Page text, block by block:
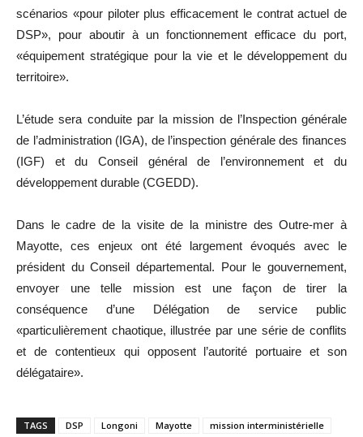
scénarios «pour piloter plus efficacement le contrat actuel de
DSP», pour aboutir à un fonctionnement efficace du port,
«équipement stratégique pour la vie et le développement du
territoire».
L’étude sera conduite par la mission de l’Inspection générale
de l’administration (IGA), de l’inspection générale des finances
(IGF) et du Conseil général de l’environnement et du
développement durable (CGEDD).
Dans le cadre de la visite de la ministre des Outre-mer à
Mayotte, ces enjeux ont été largement évoqués avec le
président du Conseil départemental. Pour le gouvernement,
envoyer une telle mission est une façon de tirer la
conséquence d’une Délégation de service public
«particulièrement chaotique, illustrée par une série de conflits
et de contentieux qui opposent l’autorité portuaire et son
délégataire».
TAGS DSP Longoni Mayotte
mission interministérielle